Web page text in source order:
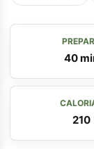
40
210